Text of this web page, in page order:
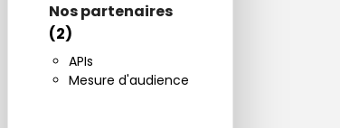
Nos partenaires
(2)
APIs
Mesure d'audience